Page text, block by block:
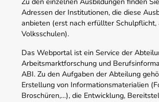
Adressen der Institutionen, die diese
anbieten (erst nach erfüllter Schulpflicht,
Volksschulen).
Das Webportal ist ein Service der
Arbeitsmarktforschung und
ABI. Zu den Aufgaben der Abteilung
Erstellung von Informationsmaterialien
Broschüren,…), die Entwicklung,